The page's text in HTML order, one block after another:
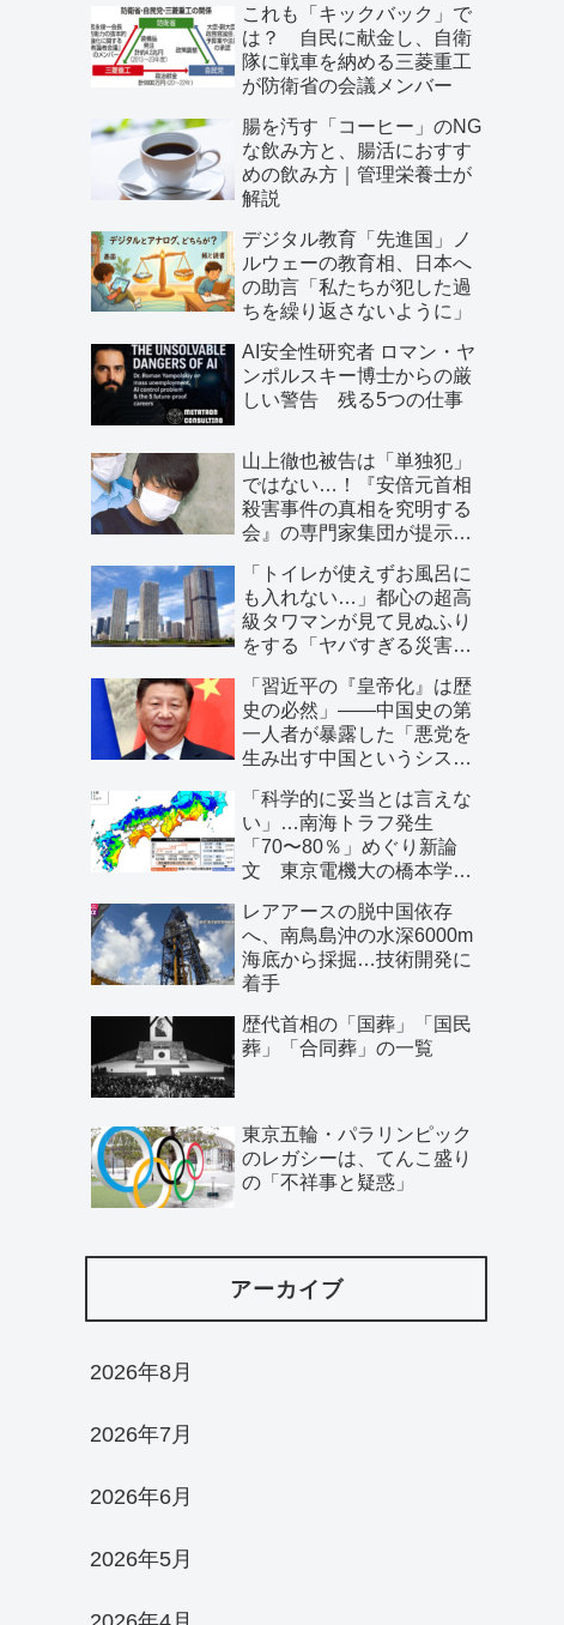
これも「キックバック」で
は？ 自民に献金し、自衛
隊に戦車を納める三菱重工
が防衛省の会議メンバー
腸を汚す「コーヒー」のNG
な飲み方と、腸活におすす
めの飲み方｜管理栄養士が
解説
デジタル教育「先進国」ノ
ルウェーの教育相、日本へ
の助言「私たちが犯した過
ちを繰り返さないように」
AI安全性研究者 ロマン・ヤ
ンポルスキー博士からの厳
しい警告 残る5つの仕事
山上徹也被告は「単独犯」
ではない…！『安倍元首相
殺害事件の真相を究明する
会』の専門家集団が提示し
「トイレが使えずお風呂に
も入れない…」都心の超高
級タワマンが見て見ぬふり
をする「ヤバすぎる災害リ
「習近平の『皇帝化』は歴
史の必然」――中国史の第
一人者が暴露した「悪党を
生み出す中国というシステ
「科学的に妥当とは言えな
い」…南海トラフ発生
「70〜80％」めぐり新論
文 東京電機大の橋本学特
レアアースの脱中国依存
へ、南鳥島沖の水深6000m
海底から採掘…技術開発に
着手
歴代首相の「国葬」「国民
葬」「合同葬」の一覧
東京五輪・パラリンピック
のレガシーは、てんこ盛り
の「不祥事と疑惑」
アーカイブ
2026年8月
2026年7月
2026年6月
2026年5月